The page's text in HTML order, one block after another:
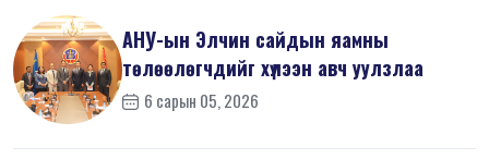
АНУ-ын Элчин сайдын яамны
төлөөлөгчдийг хүлээн авч уулзлаа
6 сарын 05, 2026